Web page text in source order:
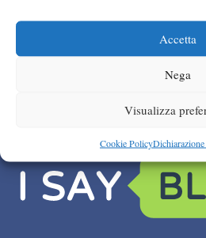
Accetta
Nega
Visualizza
Cookie Policy
Le caratteristiche del motore